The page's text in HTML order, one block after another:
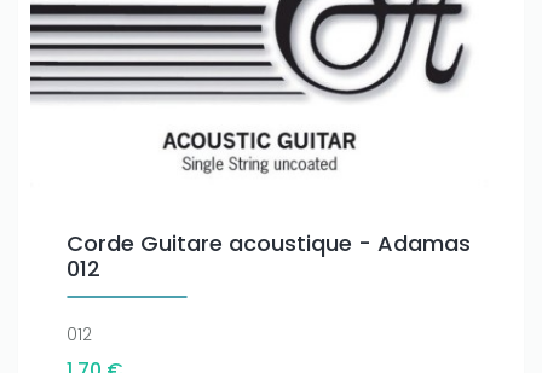
Corde Guitare acoustique - Adamas
012
012